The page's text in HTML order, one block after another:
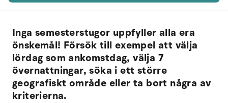
Inga semesterstugor uppfyller alla era
önskemål! Försök till exempel att välja
lördag som ankomstdag, välja 7
övernattningar, söka i ett större
geografiskt område eller ta bort några av
kriterierna.